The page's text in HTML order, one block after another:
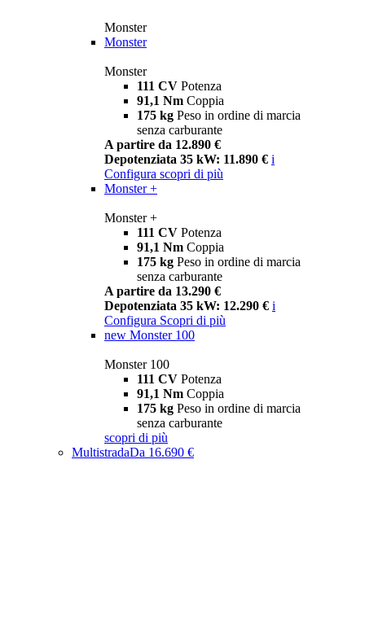
Monster
Monster
Monster
111 CV Potenza
91,1 Nm Coppia
175 kg Peso in ordine di marcia
senza carburante
A partire da 12.890 €
Depotenziata 35 kW: 11.890 € i
Configura scopri di più
Monster +
Monster +
111 CV Potenza
91,1 Nm Coppia
175 kg Peso in ordine di marcia
senza carburante
A partire da 13.290 €
Depotenziata 35 kW: 12.290 € i
Configura Scopri di più
new Monster 100
Monster 100
111 CV Potenza
91,1 Nm Coppia
175 kg Peso in ordine di marcia
senza carburante
scopri di più
MultistradaDa 16.690 €